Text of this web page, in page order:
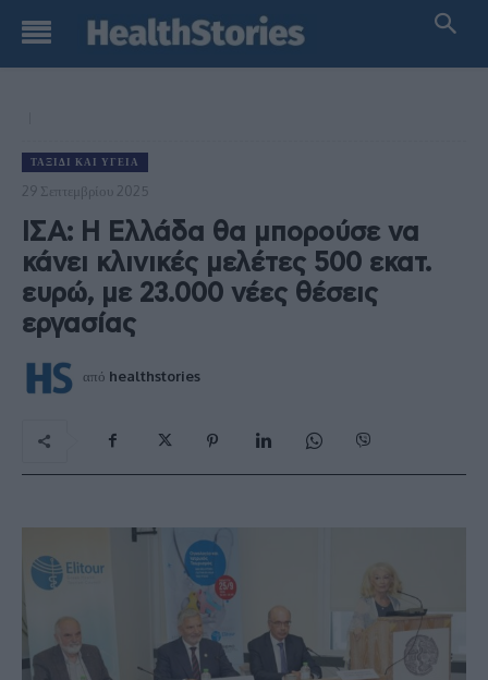
ΤΑΞΊΔΙ ΚΑΙ ΥΓΕΊΑ
29 Σεπτεμβρίου 2025
ΙΣΑ: Η Ελλάδα θα μπορούσε να
κάνει κλινικές μελέτες 500 εκατ.
ευρώ, με 23.000 νέες θέσεις
εργασίας
από healthstories